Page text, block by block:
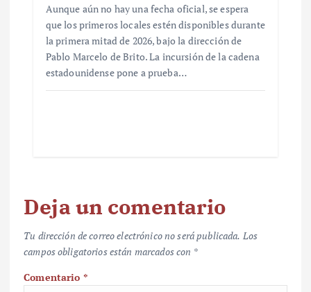
Aunque aún no hay una fecha oficial, se espera
que los primeros locales estén disponibles durante
la primera mitad de 2026, bajo la dirección de
Pablo Marcelo de Brito. La incursión de la cadena
estadounidense pone a prueba…
Deja un comentario
Tu dirección de correo electrónico no será publicada. Los
campos obligatorios están marcados con *
Comentario *